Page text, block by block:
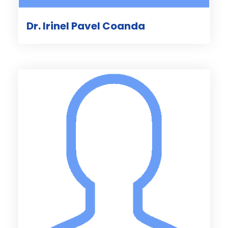
Dr. Irinel Pavel Coanda